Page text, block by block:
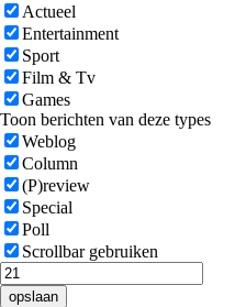
Actueel
Entertainment
Sport
Film & Tv
Games
Toon berichten van deze types
Weblog
Column
(P)review
Special
Poll
Scrollbar gebruiken
opslaan